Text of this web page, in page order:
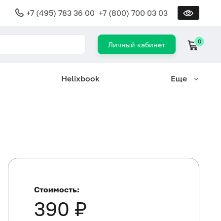
+7 (495) 783 36 00 +7 (800) 700 03 03
Личный кабинет 0
Helixbook Еще
Стоимость:
390 ₽